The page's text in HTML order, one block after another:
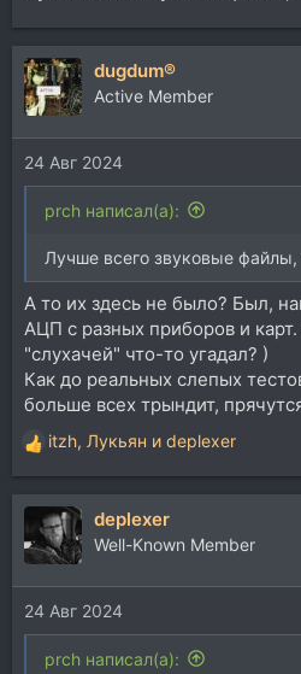
dugdum®
Active Member
24 Авг 2024
prch написал(а):
Лучше всего звуковые
А то их здесь не было? Был,
АЦП с разных приборов и
"слухачей" что-то угадал? )
Как до реальных слепых
больше всех трындит,
Р
е
а
ц
и
и
:
itzh, Лукьян и deplexer
deplexer
Well-Known Member
24 Авг 2024
prch написал(а):